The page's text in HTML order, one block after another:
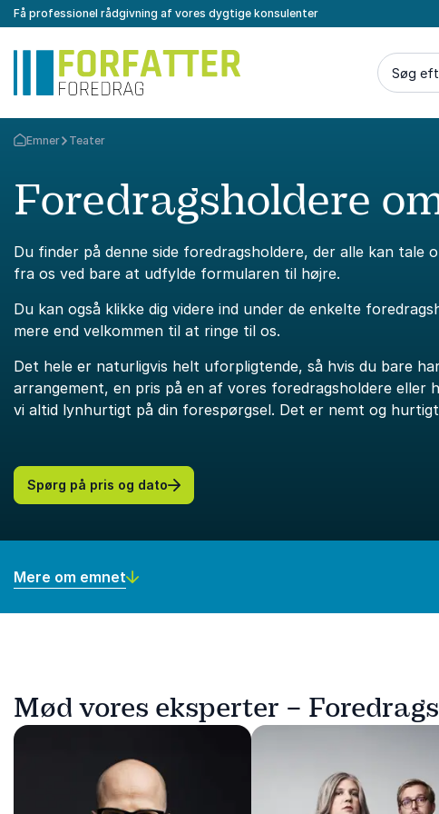
Få professionel rådgivning af vores dygtige konsulenter
Søg
Tilbage til forsiden
Emner Teater
Foredragsholdere
Du finder på denne side foredragsholdere, der alle kan
fra os ved bare at udfylde formularen til højre.
Du kan også klikke dig videre ind under de enkelte
mere end velkommen til at ringe til os.
Det hele er naturligvis helt uforpligtende, så hvis du bare
arrangement, en pris på en af vores foredragsholdere eller
vi altid lynhurtigt på din forespørgsel. Det er nemt og
Spørg på pris og dato
Mere om emnet
Mød vores eksperter –